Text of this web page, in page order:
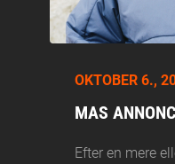
OKTOBER 6.,
MAS
Efter en mere